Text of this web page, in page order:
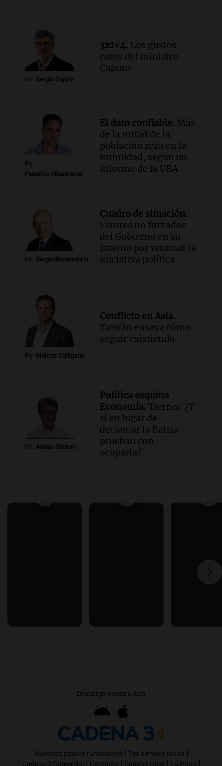
Audio.
Chile planteó mejorar la
conectividad fronteriza, aérea y digital
con Jujuy
Panorama Federal
Episodios
Por Sergio Suppo
3x1=4. Los gustos
caros del ministro
Caputo
Por
Federico Albarenque
El dato confiable. Más
de la mitad de la
población reza en la
intimidad, según un
informe de la UBA
Por Sergio Berensztein
Cuadro de situación.
Errores no forzados
del Gobierno en su
intento por retomar la
iniciativa política
Por Marcos Calligaris
Conflicto en Asia.
Taiwán ensaya cómo
seguir existiendo
Por Adrián Simioni
Política esquina
Economía. Tierras: ¿Y
si en lugar de
declamar la Patria
prueban con
ocuparla?
Descargá nuestra App
Nuestros padres fundadores | Por siempre Mario |
Cadena 3 Comercial | Contacto | Cadena Heat | La Popu |